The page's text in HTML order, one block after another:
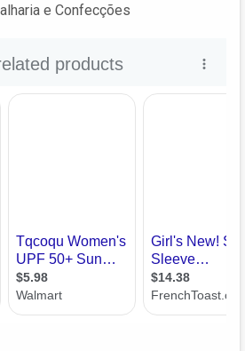
e Confecções